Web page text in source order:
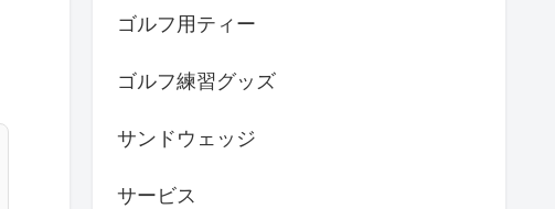
ゴルフ用ティー
ゴルフ練習グッズ
サンドウェッジ
サービス